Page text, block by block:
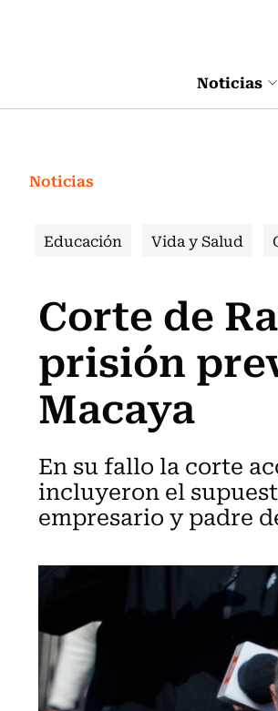
Noticias
Noticias
Educación Vida y Salud
Corte de
prisión
Macaya
En su fallo la corte
incluyeron el
empresario y padre